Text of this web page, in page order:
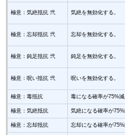
極意：気絶抵抗 弐 気絶を無効化する。
極意：忘却抵抗 弐 忘却を無効化する。
極意：鈍足抵抗 弐 鈍足を無効化する。
極意：呪い抵抗 弐 呪いを無効化する。
極意：毒抵抗 毒になる確率が75%減
極意：気絶抵抗 気絶になる確率が75%
極意：忘却抵抗 忘却になる確率が75%